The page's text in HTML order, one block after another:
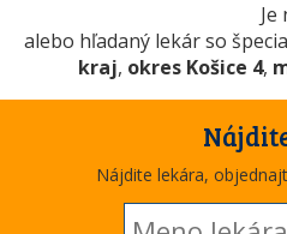
alebo hľadaný lekár so
kraj, okres Košice 4,
Nájdite lekára,